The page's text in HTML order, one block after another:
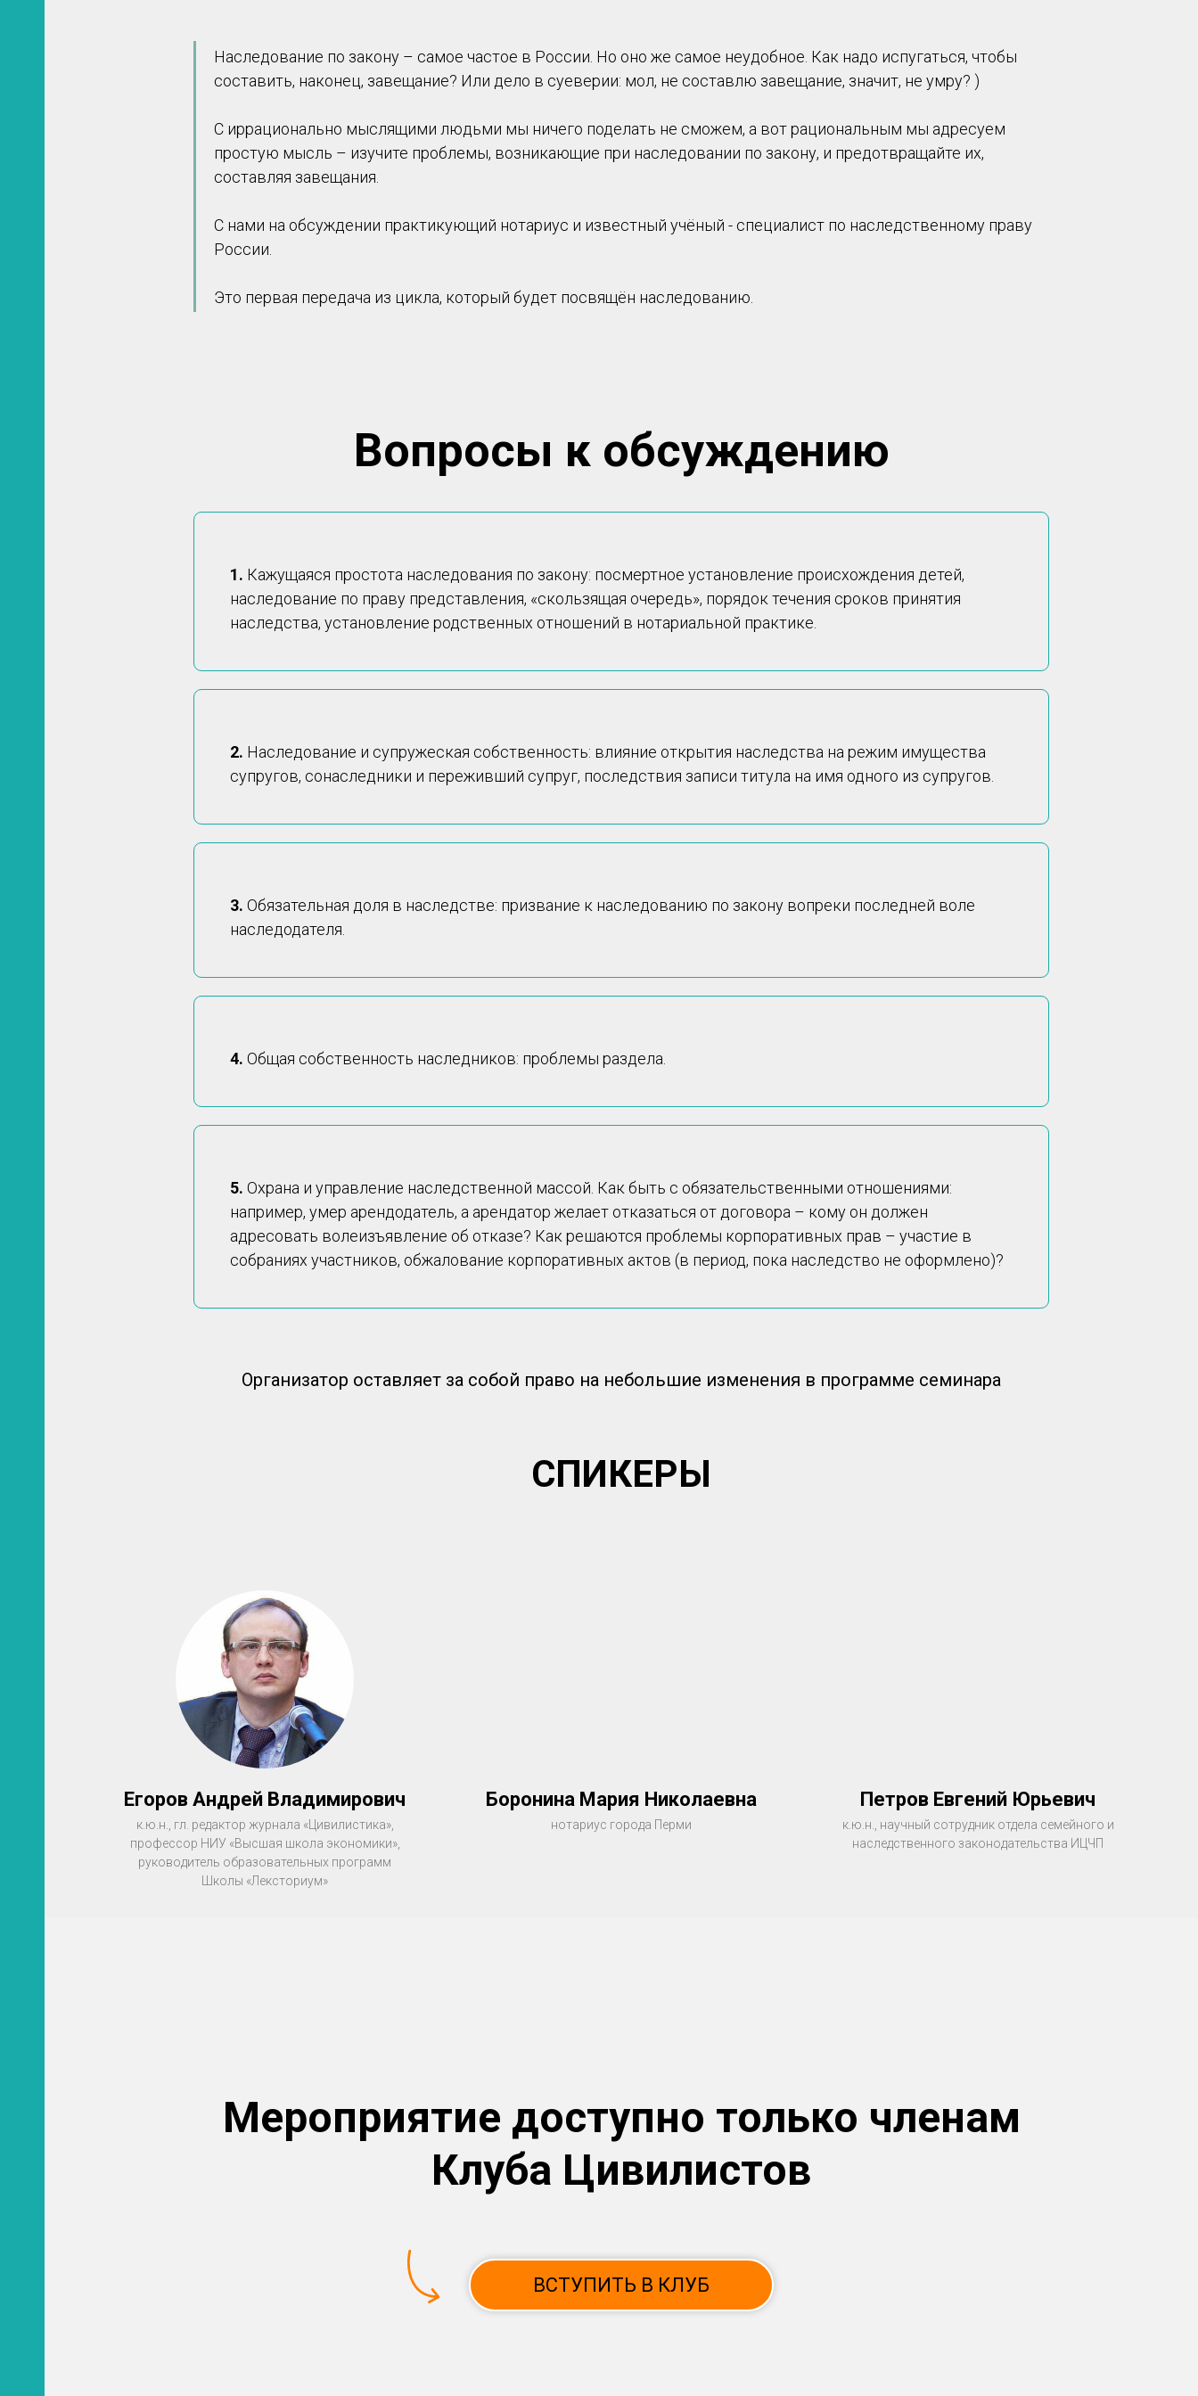
Наследование по закону – самое частое в России. Но оно же самое неудобное. Как надо испугаться, чтобы
составить, наконец, завещание? Или дело в суеверии: мол, не составлю завещание, значит, не умру? )
С иррационально мыслящими людьми мы ничего поделать не сможем, а вот рациональным мы адресуем
простую мысль – изучите проблемы, возникающие при наследовании по закону, и предотвращайте их,
составляя завещания.
С нами на обсуждении практикующий нотариус и известный учёный - специалист по наследственному праву
России.
Это первая передача из цикла, который будет посвящён наследованию.
Вопросы к обсуждению
1. Кажущаяся простота наследования по закону: посмертное установление происхождения детей,
наследование по праву представления, «скользящая очередь», порядок течения сроков принятия
наследства, установление родственных отношений в нотариальной практике.
2. Наследование и супружеская собственность: влияние открытия наследства на режим имущества
супругов, сонаследники и переживший супруг, последствия записи титула на имя одного из супругов.
3. Обязательная доля в наследстве: призвание к наследованию по закону вопреки последней воле
наследодателя.
4. Общая собственность наследников: проблемы раздела.
5. Охрана и управление наследственной массой. Как быть с обязательственными отношениями:
например, умер арендодатель, а арендатор желает отказаться от договора – кому он должен
адресовать волеизъявление об отказе? Как решаются проблемы корпоративных прав – участие в
собраниях участников, обжалование корпоративных актов (в период, пока наследство не оформлено)?
Организатор оставляет за собой право на небольшие изменения в программе семинара
СПИКЕРЫ
Егоров Андрей Владимирович
к.ю.н., гл. редактор журнала «Цивилистика»,
профессор НИУ «Высшая школа экономики»,
руководитель образовательных программ
Школы «Лексториум»
Боронина Мария Николаевна
нотариус города Перми
Петров Евгений Юрьевич
к.ю.н., научный сотрудник отдела семейного и
наследственного законодательства ИЦЧП
Мероприятие доступно только членам
Клуба Цивилистов
ВСТУПИТЬ В КЛУБ